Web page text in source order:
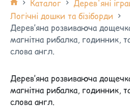
Каталог
Дерев'яні
Логічні дошки та бізіборди
Дерев’яна розвиваюча
магнітна рибалка, годинник,
слова англ.
Дерев’яна розвиваюча
магнітна рибалка, годинник,
слова англ.